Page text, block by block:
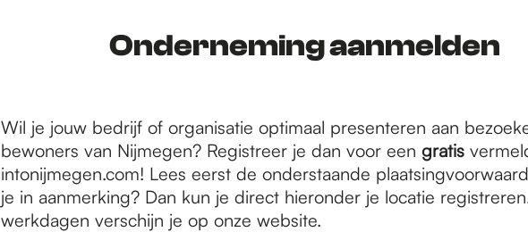
Onderneming aanmelden
Wil je jouw bedrijf of organisatie optimaal presenteren aan
bewoners van Nijmegen? Registreer je dan voor een gratis
intonijmegen.com! Lees eerst de onderstaande
je in aanmerking? Dan kun je direct hieronder je locatie
werkdagen verschijn je op onze website.